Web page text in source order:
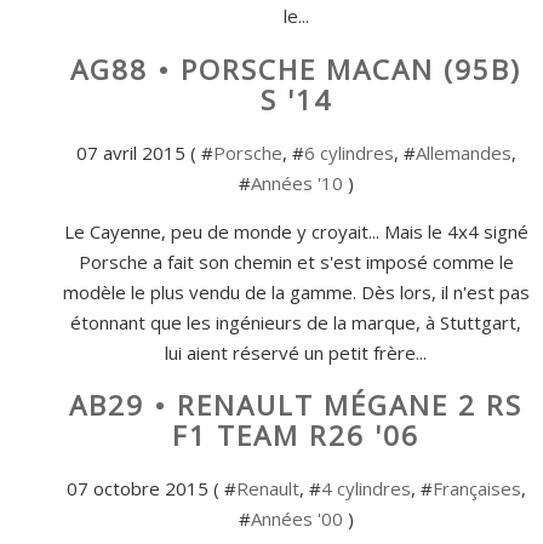
le...
AG88 • PORSCHE MACAN (95B)
S '14
07 avril 2015 ( #Porsche, #6 cylindres, #Allemandes,
#Années '10 )
Le Cayenne, peu de monde y croyait... Mais le 4x4 signé
Porsche a fait son chemin et s'est imposé comme le
modèle le plus vendu de la gamme. Dès lors, il n'est pas
étonnant que les ingénieurs de la marque, à Stuttgart,
lui aient réservé un petit frère...
AB29 • RENAULT MÉGANE 2 RS
F1 TEAM R26 '06
07 octobre 2015 ( #Renault, #4 cylindres, #Françaises,
#Années '00 )